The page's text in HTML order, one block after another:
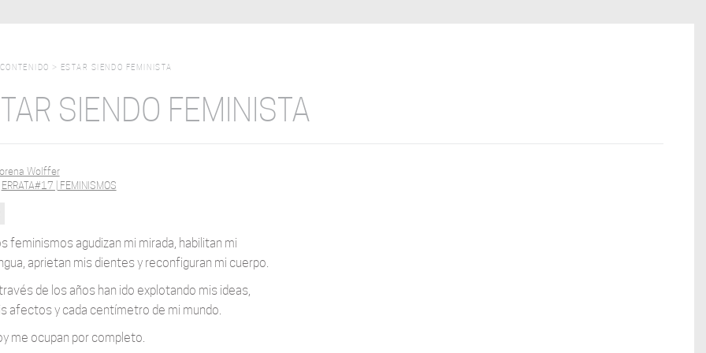
CONTENIDO > ESTAR SIENDO FEMINISTA
SIENDO FEMINISTA
Wolffer
ERRATA#17 | FEMINISMOS
feminismos agudizan mi mirada, habilitan mi
aprietan mis dientes y reconfiguran mi cuerpo.
de los años han ido explotando mis ideas,
afectos y cada centímetro de mi mundo.
me ocupan por completo.